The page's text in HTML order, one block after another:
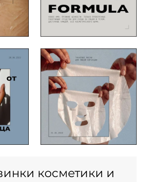
косметики и